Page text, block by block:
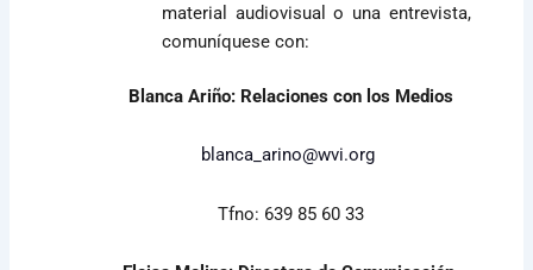
material audiovisual o una entrevista,
comuníquese con:
Blanca Ariño: Relaciones con los Medios
blanca_arino@wvi.org
Tfno: 639 85 60 33